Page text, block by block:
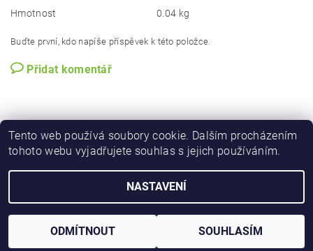
Hmotnost 0.04 kg
Buďte první, kdo napíše příspěvek k této položce.
Přidat komentář
2026 © iforester.cz, všechna práva vyhrazenaUpravit nastavení cookies
Tento web používá soubory cookie. Dalším procházením
tohoto webu vyjadřujete souhlas s jejich používáním.
NASTAVENÍ
ODMÍTNOUT SOUHLASÍM